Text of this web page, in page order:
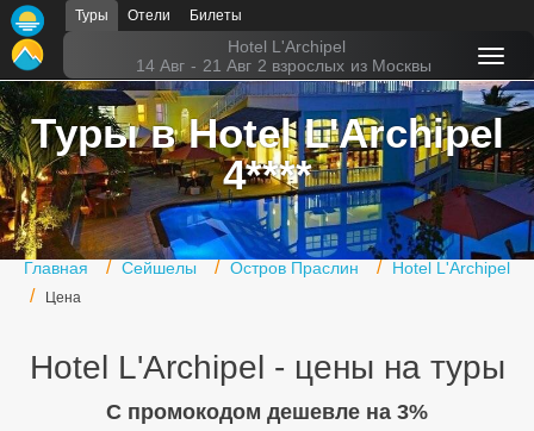
Туры Отели Билеты
Hotel L'Archipel
14 Авг - 21 Авг 2 взрослых из Москвы
Туры в Hotel L'Archipel
4****
Главная Сейшелы Остров Праслин Hotel L'Archipel
Цена
Hotel L'Archipel - цены на туры
C промокодом дешевле на 3%
Главная
Горящие туры
Туры в Турцию
Туры в Египет
Туры в ОАЭ
Офис г. Москва